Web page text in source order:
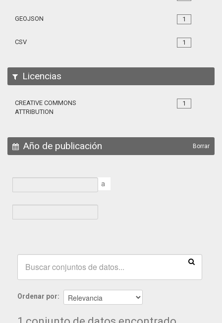
1
GEOJSON
1
CSV
Licencias
1
CREATIVE COMMONS
ATTRIBUTION
Año de publicación Borrar
a
Ordenar por